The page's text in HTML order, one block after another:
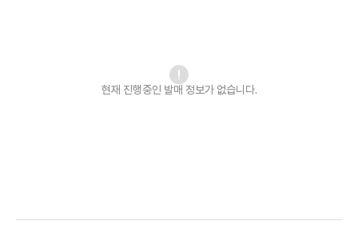
현재 진행중인 발매 정보가 없습니다.